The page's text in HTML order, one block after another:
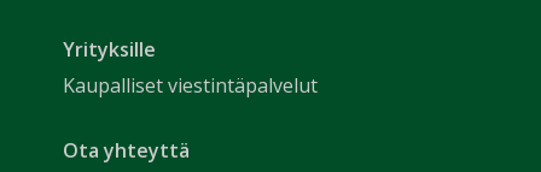
Yrityksille
Kaupalliset viestintäpalvelut
Ota yhteyttä